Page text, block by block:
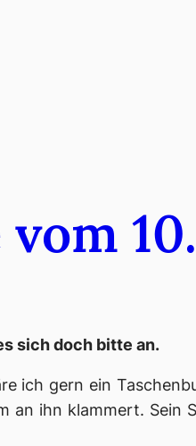
sich doch bitte an.
ich gern ein
ihn klammert. Sein